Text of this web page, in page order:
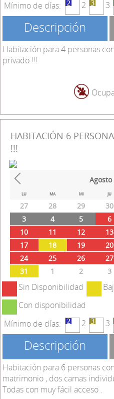
Mínimo de días:
2 3
Descripción
Habitación para 4 personas
privado !!!
HABITACIÓN 6
!!!
Prev
Agosto
LU MA MI JU
27 28 29 30
3
4 5 6
10
11 12 13
17
18 19 20
24
25 26 27
31
1 2 3
Sin Disponibilidad
Con disponibilidad
Mínimo de días:
2 3
Descripción
Habitación para 6 personas
matrimonio , dos camas
Todas con muy fácil acceso .